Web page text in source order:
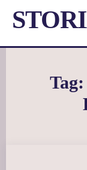
Tag: